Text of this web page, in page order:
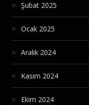
Şubat 2025
Ocak 2025
Aralık 2024
Kasım 2024
Ekim 2024